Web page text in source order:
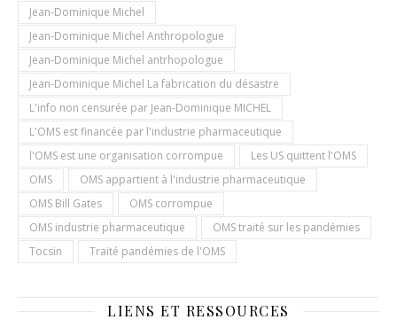
Jean-Dominique Michel
Jean-Dominique Michel Anthropologue
Jean-Dominique Michel antrhopologue
Jean-Dominique Michel La fabrication du désastre
L'info non censurée par Jean-Dominique MICHEL
L'OMS est financée par l'industrie pharmaceutique
l'OMS est une organisation corrompue
Les US quittent l'OMS
OMS
OMS appartient à l'industrie pharmaceutique
OMS Bill Gates
OMS corrompue
OMS industrie pharmaceutique
OMS traité sur les pandémies
Tocsin
Traité pandémies de l'OMS
LIENS ET RESSOURCES